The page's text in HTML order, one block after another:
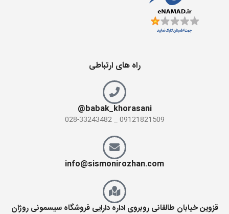
راه های ارتباطی
babak_khorasani@
09121821509 _ 028-33243482
info@sismonirozhan.com
قزوین خیابان طالقانی روبروی اداره دارایی فروشگاه سیسمونی روژان